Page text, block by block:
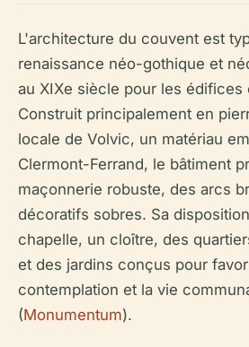
L'architecture du couvent est
renaissance néo-gothique et
au XIXe siècle pour les édifices
Construit principalement en
locale de Volvic, un matériau
Clermont-Ferrand, le bâtiment
maçonnerie robuste, des arcs
décoratifs sobres. Sa
chapelle, un cloître, des
et des jardins conçus pour
contemplation et la vie
(Monumentum).